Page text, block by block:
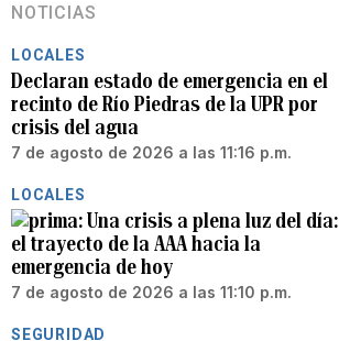
NOTICIAS
LOCALES
Declaran estado de emergencia en el
recinto de Río Piedras de la UPR por
crisis del agua
7 de agosto de 2026 a las 11:16 p.m.
LOCALES
Una crisis a plena luz del día:
el trayecto de la AAA hacia la
emergencia de hoy
7 de agosto de 2026 a las 11:10 p.m.
SEGURIDAD